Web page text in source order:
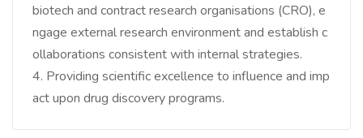
biotech and contract research organisations (CRO), e
ngage external research environment and establish c
ollaborations consistent with internal strategies.
4. Providing scientific excellence to influence and imp
act upon drug discovery programs.